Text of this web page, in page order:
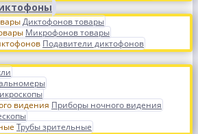
Диктофонов товары
Микрофонов товары
Подавители диктофонов
Приборы ночного видения
Трубы зрительные